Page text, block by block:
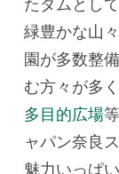
たダムとし
緑豊かな山
園が多数整
む方々が多
多目的広場
ャパン奈良
魅力いっぱ